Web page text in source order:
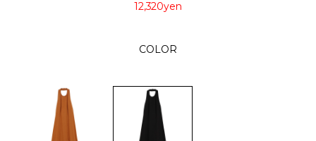
12,320yen
COLOR